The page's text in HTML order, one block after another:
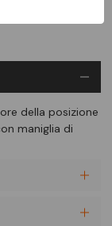
della posizione
maniglia di